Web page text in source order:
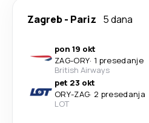
Zagreb- Pariz 5 dana
pon 19 okt
ZAG-ORY· 1 presedanje
British Airways
pet 23 okt
ORY-ZAG· 2 presedanja
LOT